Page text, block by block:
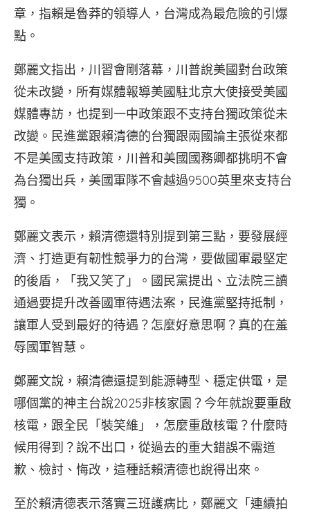
章，指賴是魯莽的領導人，台灣成為最危險的引爆
點。
鄭麗文指出，川習會剛落幕，川普說美國對台政策
從未改變，所有媒體報導美國駐北京大使接受美國
媒體專訪，也提到一中政策跟不支持台獨政策從未
改變。民進黨跟賴清德的台獨跟兩國論主張從來都
不是美國支持政策，川普和美國國務卿都挑明不會
為台獨出兵，美國軍隊不會越過9500英里來支持台
獨。
鄭麗文表示，賴清德還特別提到第三點，要發展經
濟、打造更有韌性競爭力的台灣，要做國軍最堅定
的後盾，「我又笑了」。國民黨提出、立法院三讀
通過要提升改善國軍待遇法案，民進黨堅持抵制，
讓軍人受到最好的待遇？怎麼好意思啊？真的在羞
辱國軍智慧。
鄭麗文說，賴清德還提到能源轉型、穩定供電，是
哪個黨的神主台說2025非核家園？今年就說要重啟
核電，跟全民「裝笑維」，怎麼重啟核電？什麼時
候用得到？說不出口，從過去的重大錯誤不需道
歉、檢討、悔改，這種話賴清德也說得出來。
至於賴清德表示落實三班護病比，鄭麗文「連續拍